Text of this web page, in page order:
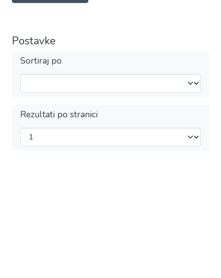
Postavke
Sortiraj po
Rezultati po stranici